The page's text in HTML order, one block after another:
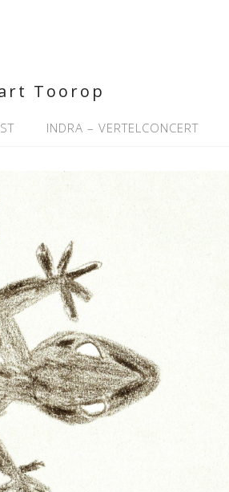
Toorop
INDRA – VERTELCONCERT